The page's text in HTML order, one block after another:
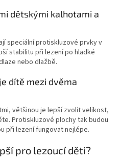
dětskými kalhotami a
speciální protiskluzové prvky v
stabilitu při lezení po hladké
nebo dlažbě.
dítě mezi dvěma
většinou je lepší zvolit velikost,
Protiskluzové plochy tak budou
při lezení fungovat nejlépe.
pro lezoucí děti?